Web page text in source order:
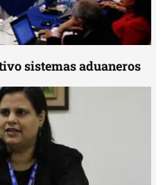
sistemas aduaneros